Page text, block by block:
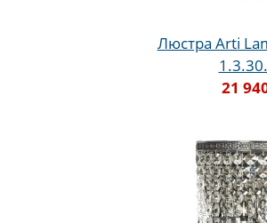
Люстра Arti
21